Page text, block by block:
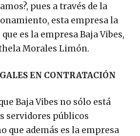
pues a través de la
esta empresa la
es la empresa Baja Vibes,
Morales Limón.
EN CONTRATACIÓN
Baja Vibes no sólo está
servidores públicos
que además es la empresa